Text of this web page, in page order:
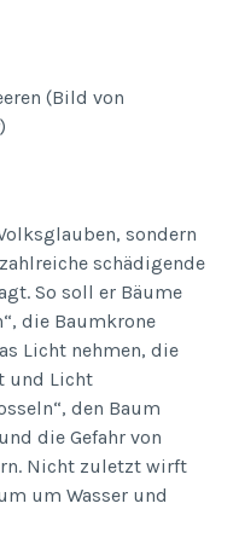
(Bild von
sondern
schädigende
So soll er Bäume
die Baumkrone
Licht nehmen, die
und Licht
den Baum
die Gefahr von
Nicht zuletzt wirft
um Wasser und